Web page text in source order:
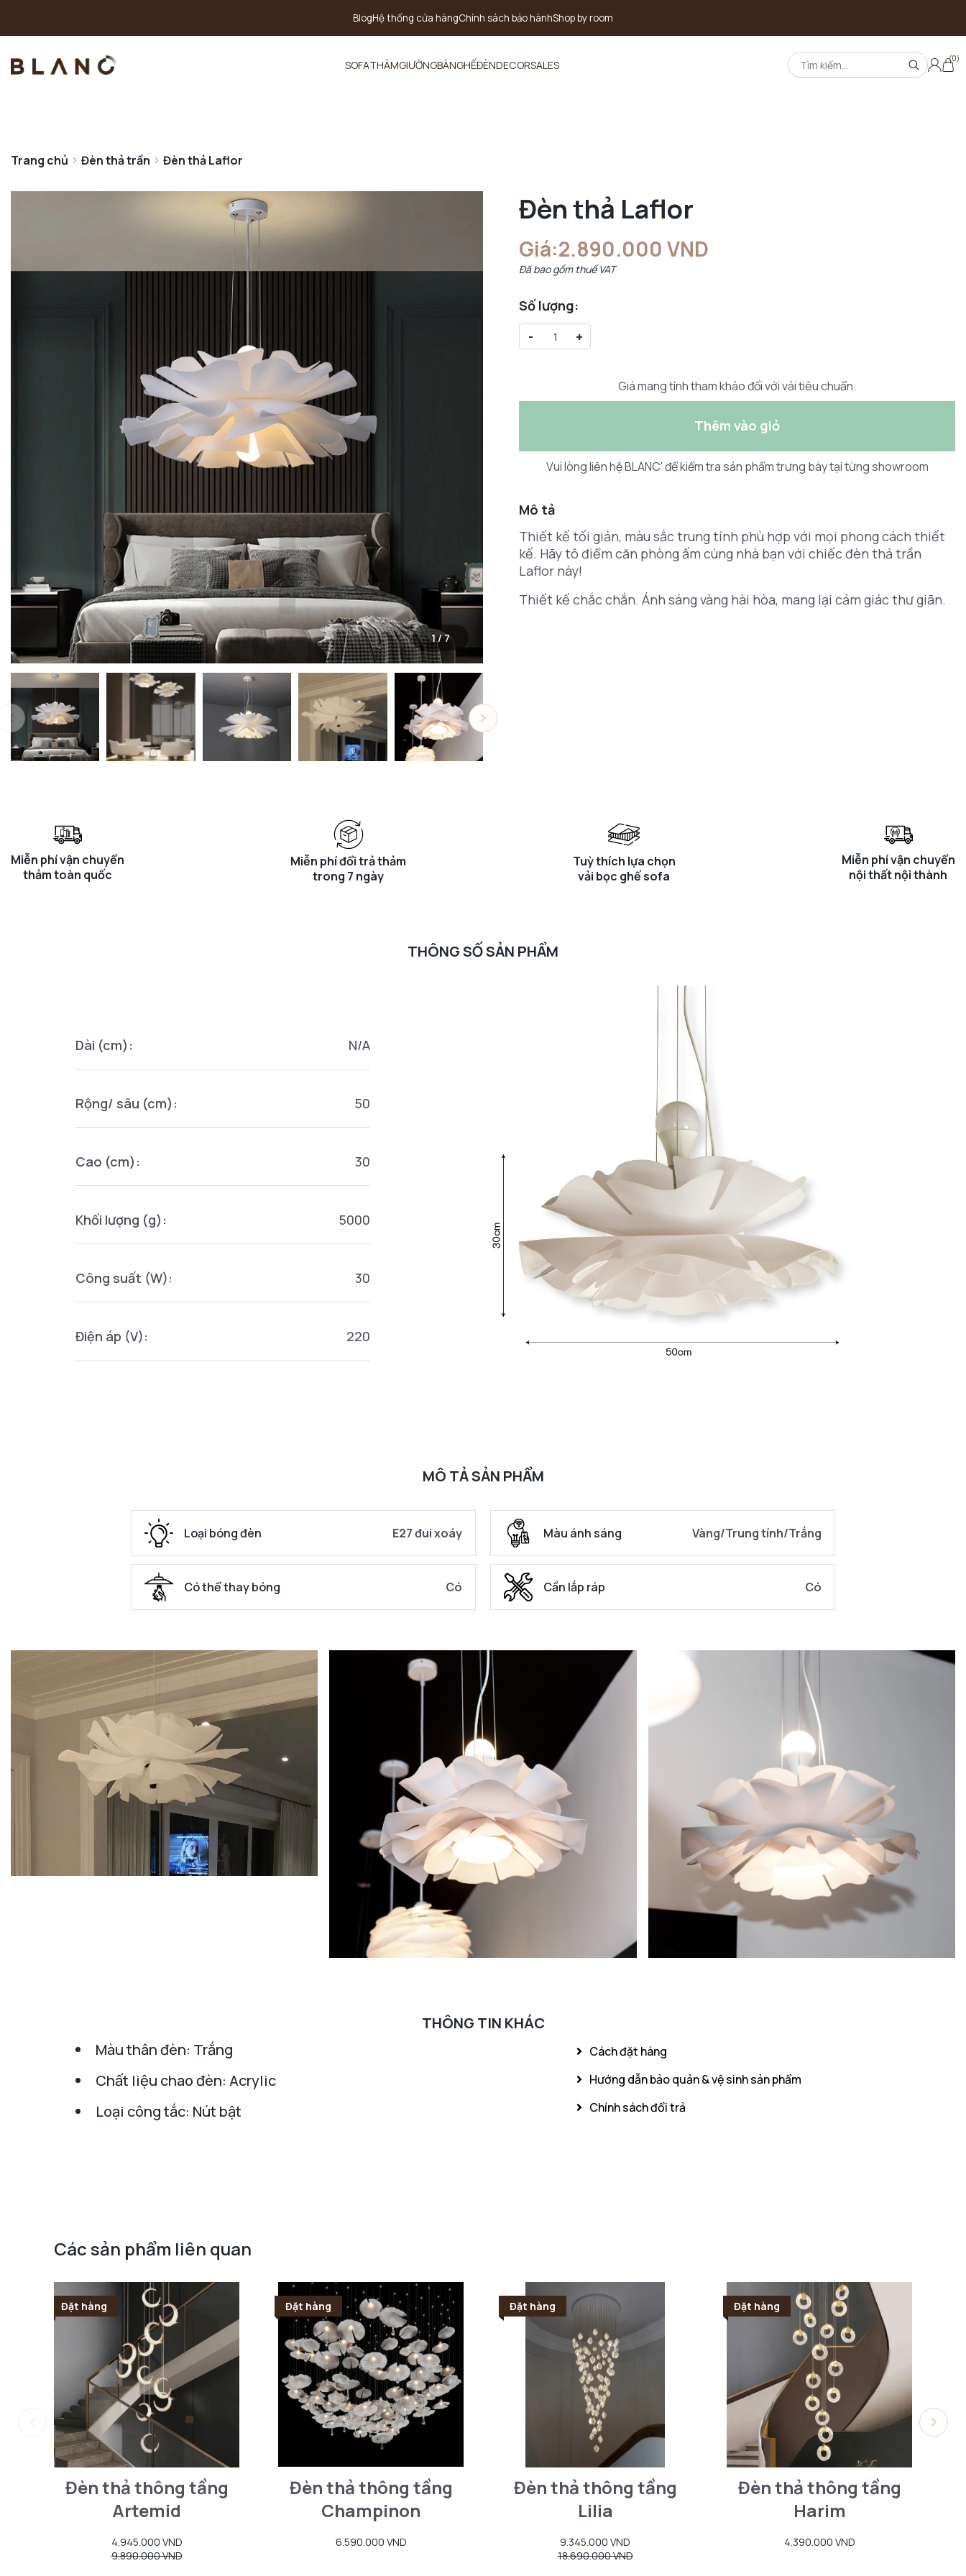
BlogHệ thống cửa hàngChính sách bảo hànhShop by room
SOFATHẢMGIƯỜNGBÀNGHẾĐÈNDECORSALES (0)
Trang chủ Đèn thả trần Đèn thả Laflor
1/7
Đèn thả Laflor
Giá:2.890.000 VND
Đã bao gồm thuế VAT
Số lượng:
-
+
Giá mang tính tham khảo đối với vải tiêu chuẩn.
Thêm vào giỏ
Vui lòng liên hệ BLANC' để kiểm tra sản phẩm trưng bày tại từng showroom
Mô tả
Thiết kế tối giản, màu sắc trung tính phù hợp với mọi phong cách thiết
kế. Hãy tô điểm căn phòng ấm cúng nhà bạn với chiếc đèn thả trần
Laflor này!
Thiết kế chắc chắn. Ánh sáng vàng hài hòa, mang lại cảm giác thư giãn.
Miễn phí vận chuyển
thảm toàn quốc
Miễn phí đổi trả thảm
trong 7 ngày
Tuỳ thích lựa chọn
vải bọc ghế sofa
Miễn phí vận chuyển
nội thất nội thành
THÔNG SỐ SẢN PHẨM
Dài (cm): N/A
Rộng/ sâu (cm): 50
Cao (cm): 30
Khối lượng (g): 5000
Công suất (W): 30
Điện áp (V): 220
MÔ TẢ SẢN PHẨM
Loại bóng đèn E27 đui xoáy Màu ánh sáng Vàng/Trung tính/Trắng
Có thể thay bóng Có Cần lắp ráp Có
THÔNG TIN KHÁC
Màu thân đèn: Trắng
Chất liệu chao đèn: Acrylic
Loại công tắc: Nút bật
Cách đặt hàng
Hướng dẫn bảo quản & vệ sinh sản phẩm
Chính sách đổi trả
Các sản phẩm liên quan
Đặt hàng
Đèn thả thông tầng
Artemid
4.945.000 VND
9.890.000 VND
Đặt hàng
Đèn thả thông tầng
Champinon
6.590.000 VND
Đặt hàng
Đèn thả thông tầng
Lilia
9.345.000 VND
18.690.000 VND
Đặt hàng
Đèn thả thông tầng
Harim
4.390.000 VND